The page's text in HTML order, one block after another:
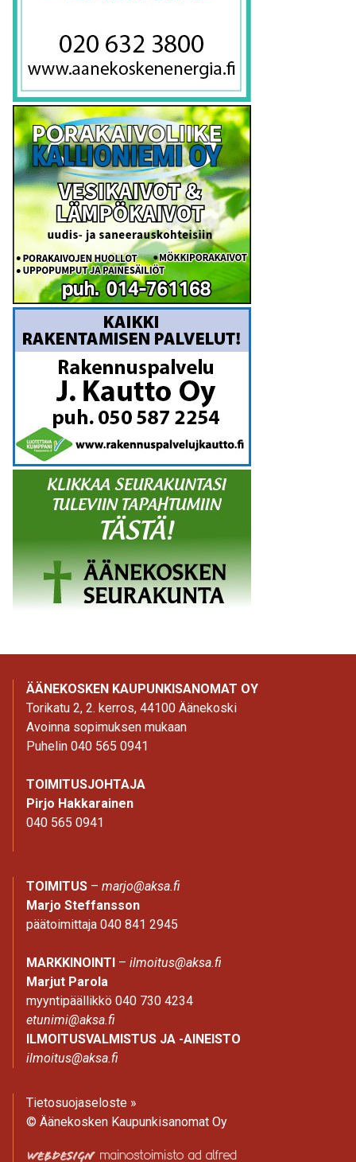
ÄÄNEKOSKEN KAUPUNKISANOMAT OY
Torikatu 2, 2. kerros, 44100 Äänekoski
Avoinna sopimuksen mukaan
Puhelin 040 565 0941
TOIMITUSJOHTAJA
Pirjo Hakkarainen
040 565 0941
TOIMITUS – marjo@aksa.fi
Marjo Steffansson
päätoimittaja 040 841 2945
MARKKINOINTI – ilmoitus@aksa.fi
Marjut Parola
myyntipäällikkö 040 730 4234
etunimi@aksa.fi
ILMOITUSVALMISTUS JA -AINEISTO
ilmoitus@aksa.fi
Tietosuojaseloste »
© Äänekosken Kaupunkisanomat Oy